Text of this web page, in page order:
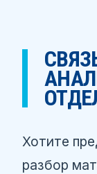
Хотите
разбор